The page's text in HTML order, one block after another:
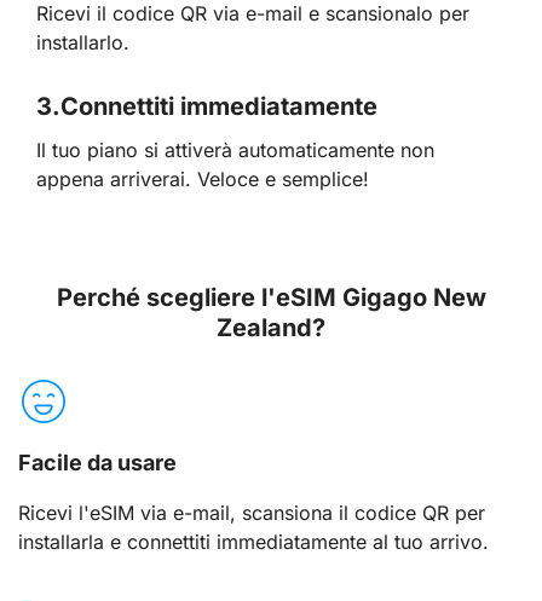
Ricevi il codice QR via e-mail e scansionalo per
installarlo.
3.Connettiti immediatamente
Il tuo piano si attiverà automaticamente non
appena arriverai. Veloce e semplice!
Perché scegliere l'eSIM Gigago New
Zealand?
Facile da usare
Ricevi l'eSIM via e-mail, scansiona il codice QR per
installarla e connettiti immediatamente al tuo arrivo.